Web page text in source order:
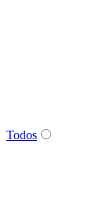
Todos